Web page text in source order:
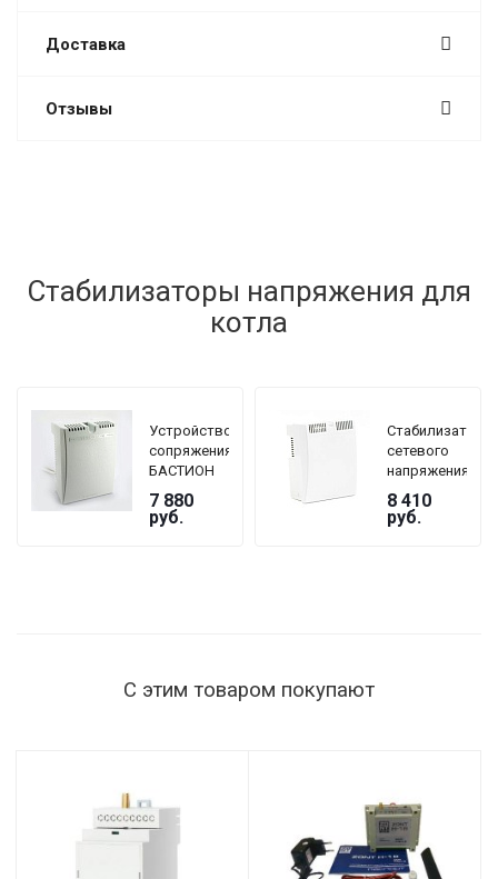
Доставка
Отзывы
Стабилизаторы напряжения для
котла
Устройство
сопряжения
БАСТИОН
TEPLOCOM
GF
7 880
руб.
Стабилизатор
сетевого
напряжения
TEPLOCOM
БАСТИОН
ST-1515
8 410
руб.
С этим товаром покупают